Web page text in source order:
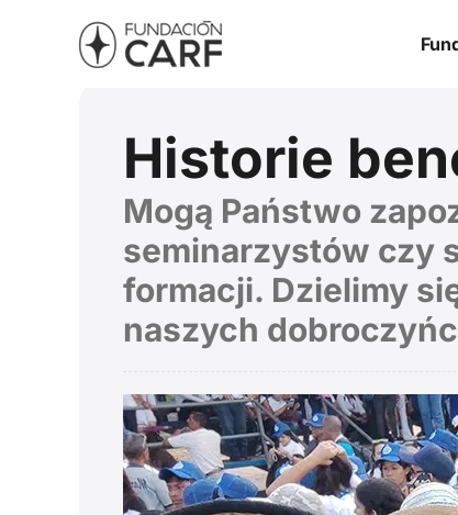
Historie
Mogą Państwo
seminarzystów czy
formacji. Dzielimy
naszych